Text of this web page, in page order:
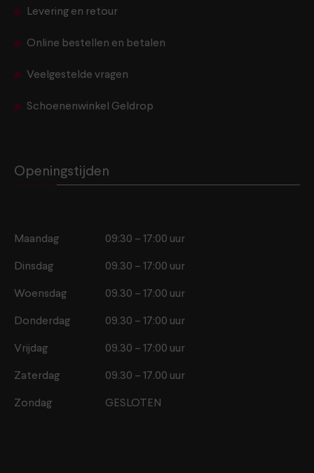
Levering en retour
Online bestellen en betalen
Veelgestelde vragen
Schoenenwinkel Geldrop
Openingstijden
Maandag 09:30 – 17:00 uur
Dinsdag 09.30 – 17:00 uur
Woensdag 09.30 – 17:00 uur
Donderdag 09.30 – 17:00 uur
Vrijdag 09.30 – 17:00 uur
Zaterdag 09.30 – 17.00 uur
Zondag GESLOTEN